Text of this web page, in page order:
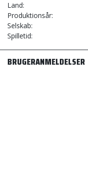
Land
Produktionsår
Selskab
Spilletid
BRUGERANMELDELSER